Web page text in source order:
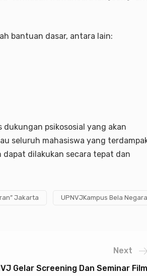
bantuan dasar, antara lain:
psikososial yang akan
seluruh mahasiswa yang
dilakukan secara tepat dan
Jakarta UPNVJKampus Bela Negara
Next
Gelar Screening Dan Seminar Film